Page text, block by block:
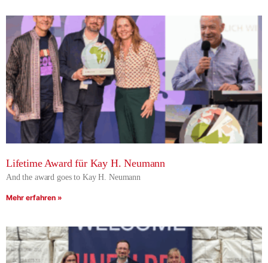
Lifetime Award für Kay H. Neumann
And the award goes to Kay H. Neumann
Mehr erfahren »